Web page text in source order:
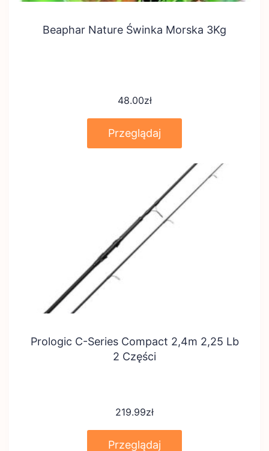
Beaphar Nature Świnka Morska 3Kg
48.00zł
Przeglądaj
Prologic C-Series Compact 2,4m 2,25 Lb
2 Części
219.99zł
Przeglądaj